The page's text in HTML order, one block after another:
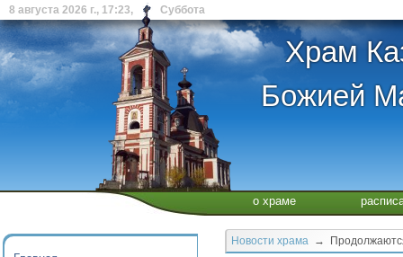
8 августа 2026 г., 17:23, Суббота
Храм
Божией
о храме
Новости храма →